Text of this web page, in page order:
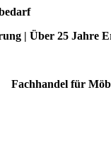
| Über 25 Jahre
Fachhandel für